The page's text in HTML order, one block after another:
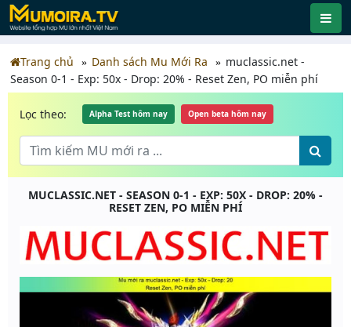
Trang chủ Danh sách Mu Mới Ra
muclassic.net -
Season 0-1 - Exp: 50x - Drop: 20% - Reset Zen, PO miễn phí
Lọc theo: Alpha Test hôm nay Open beta hôm nay
MUCLASSIC.NET - SEASON 0-1 - EXP: 50X - DROP: 20% -
RESET ZEN, PO MIỄN PHÍ